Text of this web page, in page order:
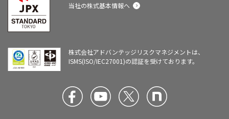
当社の株式基本情報へ
株式会社アドバンテッジリスクマネジメントは、
ISMS(ISO/IEC27001)の認証を受けております。